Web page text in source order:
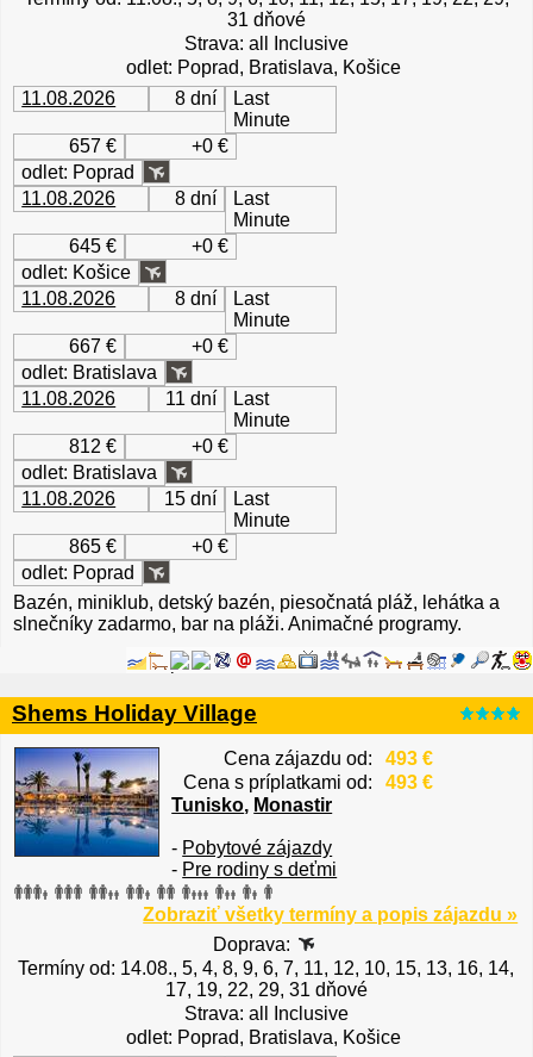
31 dňové
Strava: all Inclusive
odlet: Poprad, Bratislava, Košice
11.08.2026
8 dní
Last
Minute
657 €
+0 €
odlet: Poprad
11.08.2026
8 dní
Last
Minute
645 €
+0 €
odlet: Košice
11.08.2026
8 dní
Last
Minute
667 €
+0 €
odlet: Bratislava
11.08.2026
11 dní
Last
Minute
812 €
+0 €
odlet: Bratislava
11.08.2026
15 dní
Last
Minute
865 €
+0 €
odlet: Poprad
Bazén, miniklub, detský bazén, piesočnatá pláž, lehátka a
slnečníky zadarmo, bar na pláži. Animačné programy.
Shems Holiday Village
Cena zájazdu od:
493 €
Cena s príplatkami od:
493 €
Tunisko, Monastir
- Pobytové zájazdy
- Pre rodiny s deťmi
Zobraziť všetky termíny a popis zájazdu »
Doprava:
Termíny od: 14.08., 5, 4, 8, 9, 6, 7, 11, 12, 10, 15, 13, 16, 14,
17, 19, 22, 29, 31 dňové
Strava: all Inclusive
odlet: Poprad, Bratislava, Košice